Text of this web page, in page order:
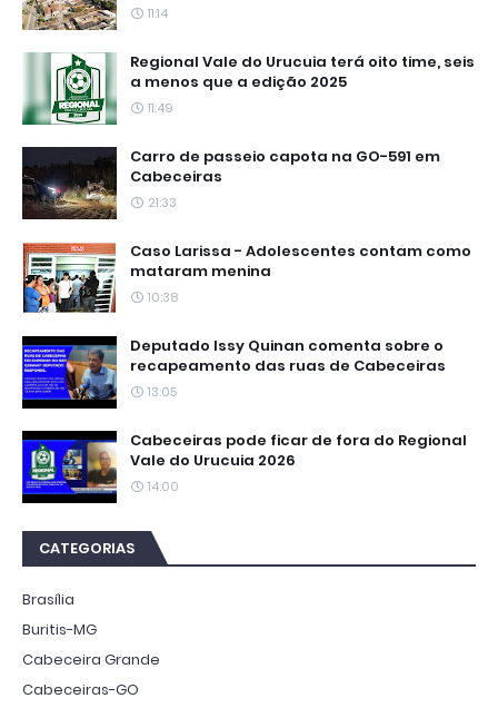
11:14
Regional Vale do Urucuia terá oito time, seis
a menos que a edição 2025
11:49
Carro de passeio capota na GO-591 em
Cabeceiras
21:33
Caso Larissa - Adolescentes contam como
mataram menina
10:38
Deputado Issy Quinan comenta sobre o
recapeamento das ruas de Cabeceiras
13:05
Cabeceiras pode ficar de fora do Regional
Vale do Urucuia 2026
14:00
CATEGORIAS
Brasília
Buritis-MG
Cabeceira Grande
Cabeceiras-GO